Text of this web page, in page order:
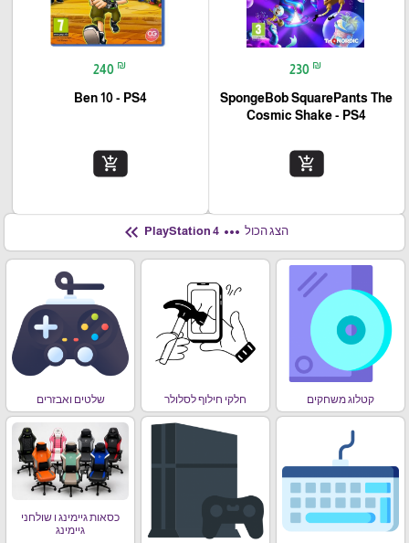
230 ₪
SpongeBob SquarePants The
Cosmic Shake - PS4
add_shopping_cart
240 ₪
Ben 10 - PS4
add_shopping_cart
הצג הכול more_horiz
keyboard_double_arrow_left
קטלוג משחקים חלקי חילוף לסלולר שלטים ואבזרים
כסאות גיימינג ו שולחני
גיימינג